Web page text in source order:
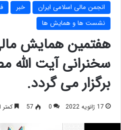
انجمن مالی اسلامی ایران خبر
نشست ها و همایش ها
هفتمین همایش
سخنرانی آیت الله
برگزار می گردد.
17 ژانویه 2022 0
57